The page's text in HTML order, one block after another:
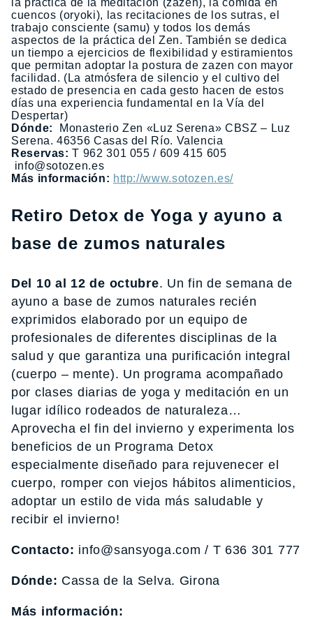
la práctica de la meditación (zazen), la comida en
cuencos (oryoki), las recitaciones de los sutras, el
trabajo consciente (samu) y todos los demás
aspectos de la práctica del Zen. También se dedica
un tiempo a ejercicios de flexibilidad y estiramientos
que permitan adoptar la postura de zazen con mayor
facilidad. (La atmósfera de silencio y el cultivo del
estado de presencia en cada gesto hacen de estos
días una experiencia fundamental en la Vía del
Despertar)
Dónde:
Monasterio Zen «Luz Serena» CBSZ – Luz
Serena. 46356 Casas del Río. Valencia
Reservas: T 962 301 055 / 609 415 605
info@sotozen.es
Más información: http://www.sotozen.es/
Retiro Detox de Yoga y ayuno a
base de zumos naturales
Del 10 al 12 de octubre. Un fin de semana de
ayuno a base de zumos naturales recién
exprimidos elaborado por un equipo de
profesionales de diferentes disciplinas de la
salud y que garantiza una purificación integral
(cuerpo – mente). Un programa acompañado
por clases diarias de yoga y meditación en un
lugar idílico rodeados de naturaleza…
Aprovecha el fin del invierno y experimenta los
beneficios de un Programa Detox
especialmente diseñado para rejuvenecer el
cuerpo, romper con viejos hábitos alimenticios,
adoptar un estilo de vida más saludable y
recibir el invierno!
Contacto: info@sansyoga.com / T 636 301 777
Dónde: Cassa de la Selva. Girona
Más información: